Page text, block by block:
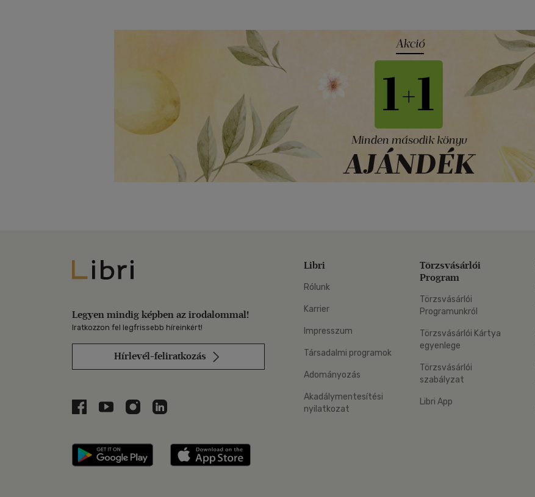
Libri
Legyen mindig képben az irodalommal!
Iratkozzon fel legfrissebb híreinkért!
Hírlevél-feliratkozás
Libri a Facebookon
Libri a Youtube-on
Libri az Instagramon
Libri a LinkedInen
Libri applikáció Szerezd meg: Google Play
Libri
Rólunk
Karrier
Impresszum
Társadalmi programok
Adományozás
Akadálymentesítési
nyilatkozat
Törzsvásárlói
Program
Törzsvásárlói
Programunkról
Törzsvásárlói Kártya
egyenlege
Törzsvásárlói
szabályzat
Libri App